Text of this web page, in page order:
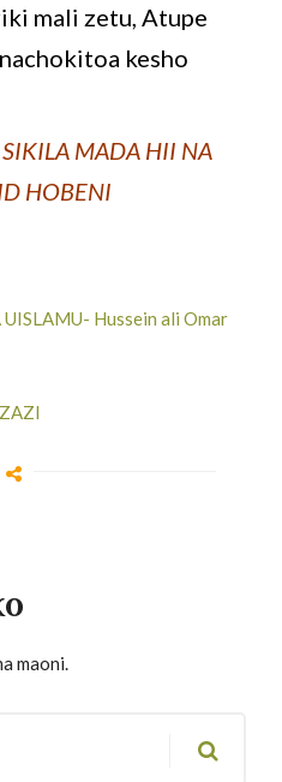
mali zetu, Atupe
kesho
MADA HII NA
HOBENI
Hussein ali Omar
maoni.